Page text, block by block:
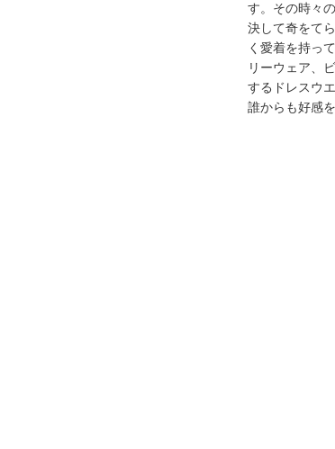
す。その時々
決して奇をて
く愛着を持っ
リーウェア、
するドレスウ
誰からも好感